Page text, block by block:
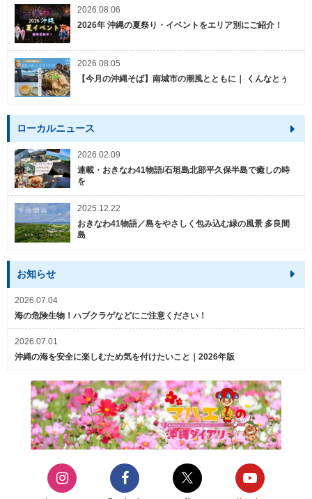
2026.08.06
2026年 沖縄の夏祭り・イベントをエリア別にご紹介！
2026.08.05
【今月の沖縄そば】南城市の潮風とともに｜ くんなとぅ
ローカルニュース
2026.02.09
連載・おきなわ41物語/石垣島北部平久保半島で癒しの時
を
2025.12.22
おきなわ41物語／島をやさしく包み込む緑の風景 多良間
島
お知らせ
2026.07.04
海の危険生物！ハブクラゲなどにご注意ください！
2026.07.01
沖縄の海を安全に楽しむため気を付けたいこと｜2026年版